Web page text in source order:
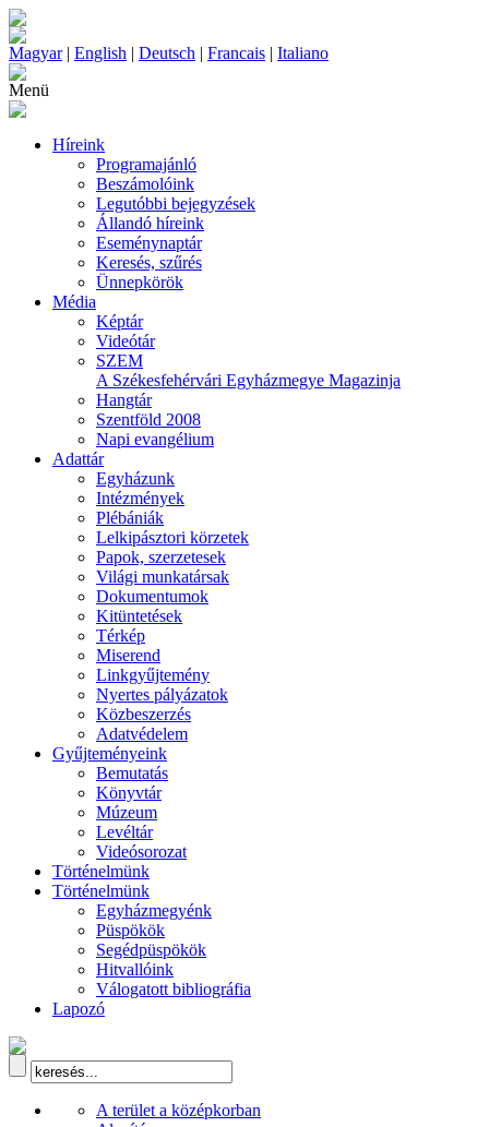
Magyar| English | Deutsch | Francais | Italiano
Menü
Híreink
Programajánló
Beszámolóink
Legutóbbi bejegyzések
Állandó híreink
Eseménynaptár
Keresés, szűrés
Ünnepkörök
Média
Képtár
Videótár
SZEM
A Székesfehérvári Egyházmegye Magazinja
Hangtár
Szentföld 2008
Napi evangélium
Adattár
Egyházunk
Intézmények
Plébániák
Lelkipásztori körzetek
Papok, szerzetesek
Világi munkatársak
Dokumentumok
Kitüntetések
Térkép
Miserend
Linkgyűjtemény
Nyertes pályázatok
Közbeszerzés
Adatvédelem
Gyűjteményeink
Bemutatás
Könyvtár
Múzeum
Levéltár
Videósorozat
Történelmünk
Történelmünk
Egyházmegyénk
Püspökök
Segédpüspökök
Hitvallóink
Válogatott bibliográfia
Lapozó
A terület a középkorban